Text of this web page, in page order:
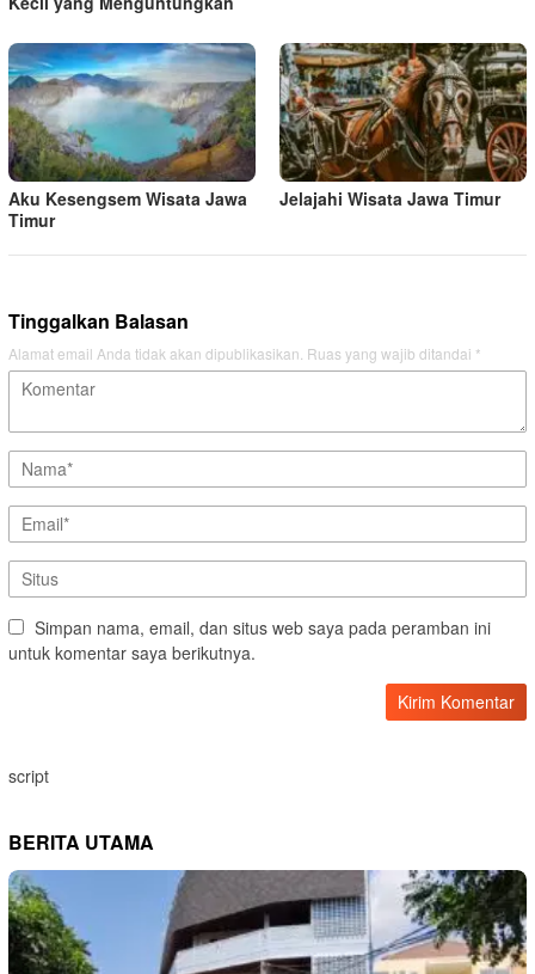
Aku Kesengsem Wisata Jawa
Timur
Jelajahi Wisata Jawa Timur
Tinggalkan Balasan
Alamat email Anda tidak akan dipublikasikan. Ruas yang wajib ditandai *
Simpan nama, email, dan situs web saya pada peramban ini
untuk komentar saya berikutnya.
script
BERITA UTAMA